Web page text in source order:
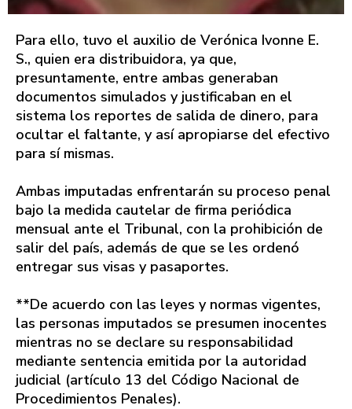
Para ello, tuvo el auxilio de Verónica Ivonne E.
S., quien era distribuidora, ya que,
presuntamente, entre ambas generaban
documentos simulados y justificaban en el
sistema los reportes de salida de dinero, para
ocultar el faltante, y así apropiarse del efectivo
para sí mismas.
Ambas imputadas enfrentarán su proceso penal
bajo la medida cautelar de firma periódica
mensual ante el Tribunal, con la prohibición de
salir del país, además de que se les ordenó
entregar sus visas y pasaportes.
**De acuerdo con las leyes y normas vigentes,
las personas imputados se presumen inocentes
mientras no se declare su responsabilidad
mediante sentencia emitida por la autoridad
judicial (artículo 13 del Código Nacional de
Procedimientos Penales).